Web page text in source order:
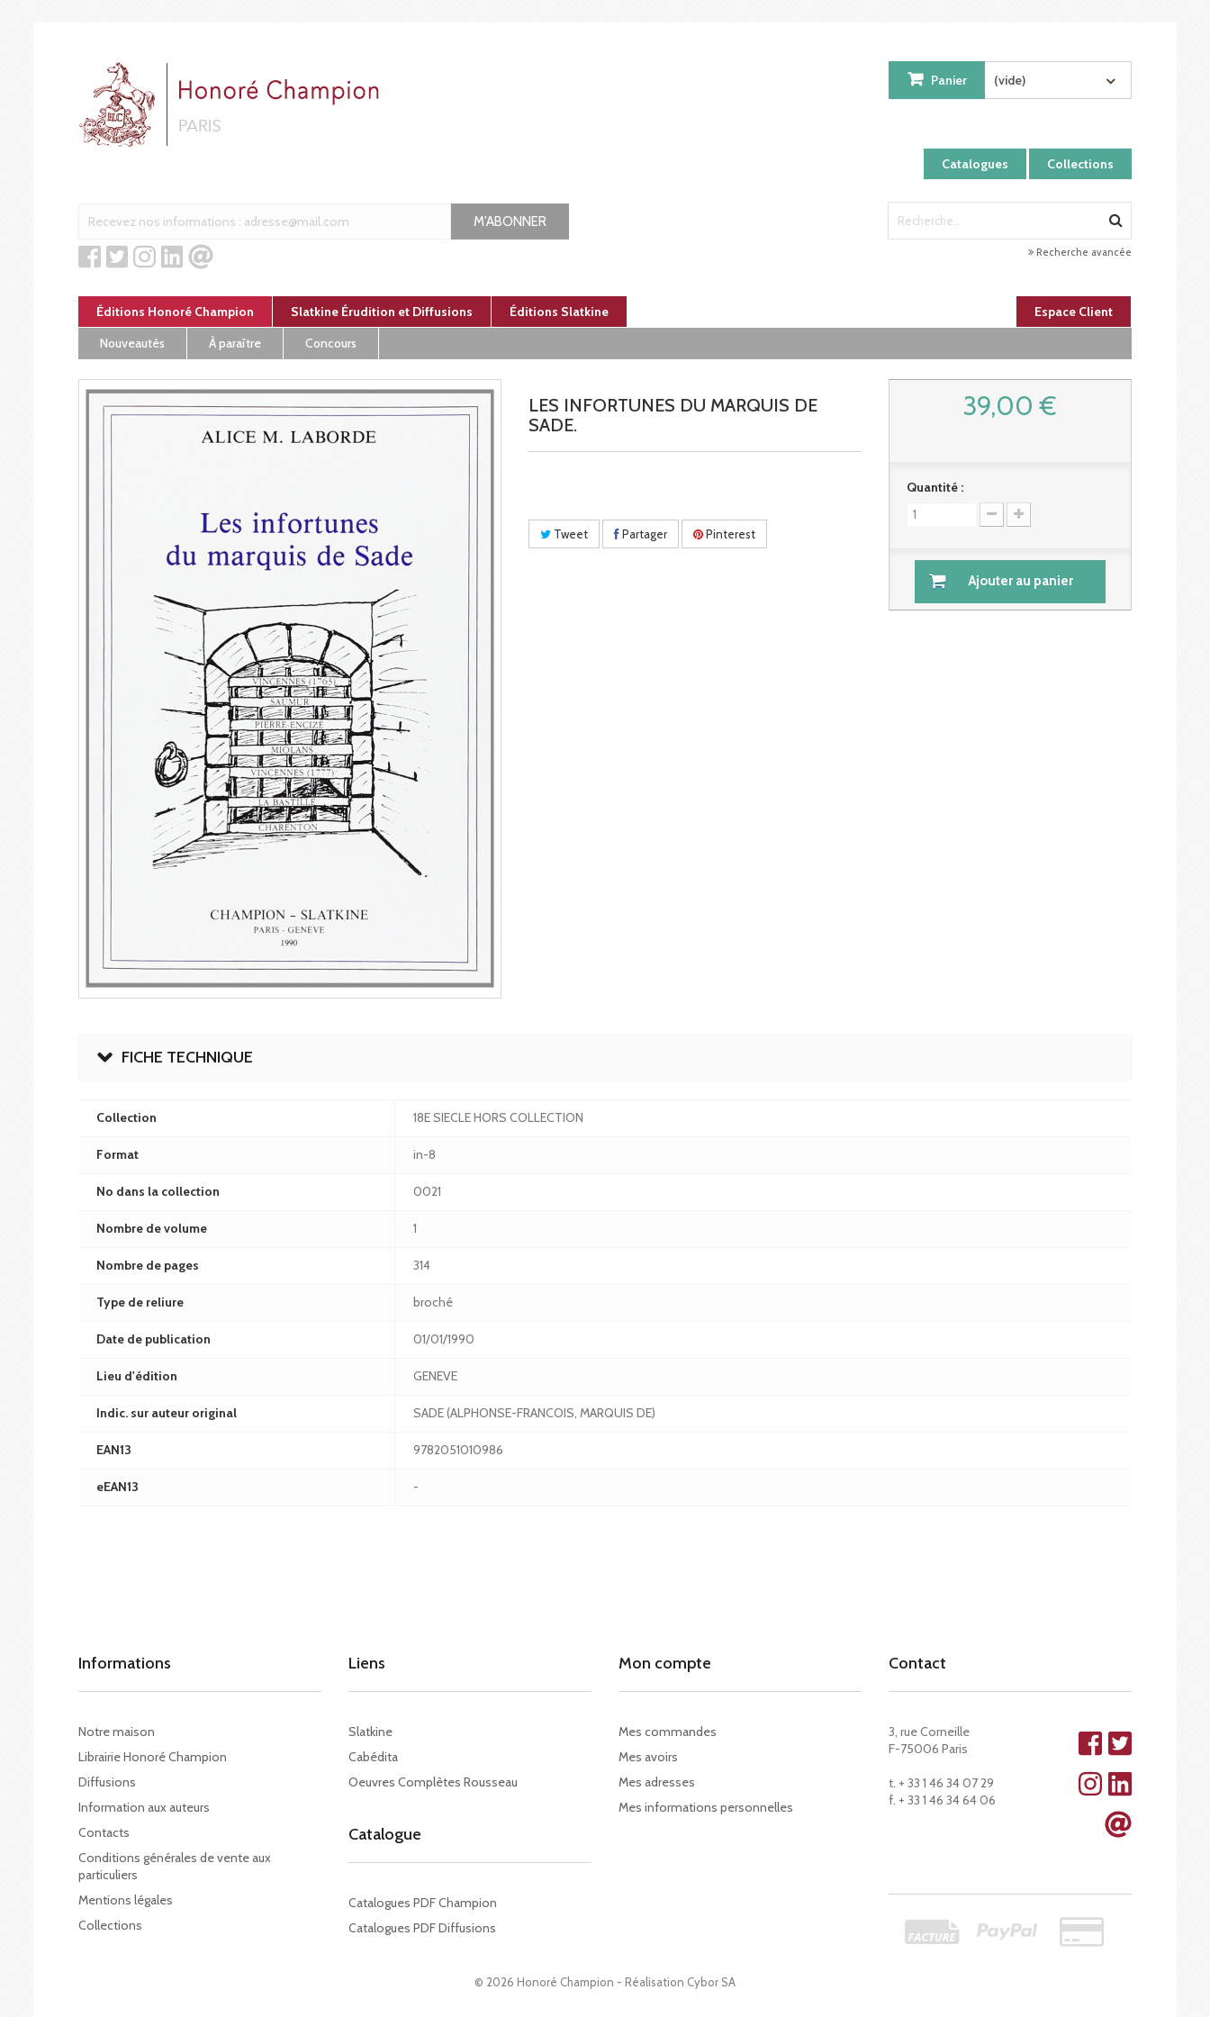
Catalogues Collections
Panier (vide)
M'ABONNER
Recherche avancée
Éditions Honoré Champion Slatkine Érudition et Diffusions Éditions Slatkine
Espace Client
Nouveautés
À paraître Concours
LES INFORTUNES DU MARQUIS DE
SADE.
Tweet Partager Pinterest
39,00 €
Quantité :
Ajouter au panier
FICHE TECHNIQUE
Collection 18E SIECLE HORS COLLECTION
Format in-8
No dans la collection 0021
Nombre de volume 1
Nombre de pages 314
Type de reliure broché
Date de publication 01/01/1990
Lieu d'édition GENEVE
Indic. sur auteur original SADE (ALPHONSE-FRANCOIS, MARQUIS DE)
EAN13 9782051010986
eEAN13 -
Informations
Notre maison
Librairie Honoré Champion
Diffusions
Information aux auteurs
Contacts
Conditions générales de vente aux
particuliers
Mentions légales
Collections
© 2026 Honoré Champion - Réalisation Cybor SA
Liens
Slatkine
Cabédita
Oeuvres Complètes Rousseau
Catalogue
Catalogues PDF Champion
Catalogues PDF Diffusions
Mon compte
Mes commandes
Mes avoirs
Mes adresses
Mes informations personnelles
Contact
3, rue Corneille
F-75006 Paris
t. + 33 1 46 34 07 29
f. + 33 1 46 34 64 06